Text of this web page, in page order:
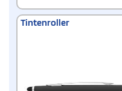
Tintenroller